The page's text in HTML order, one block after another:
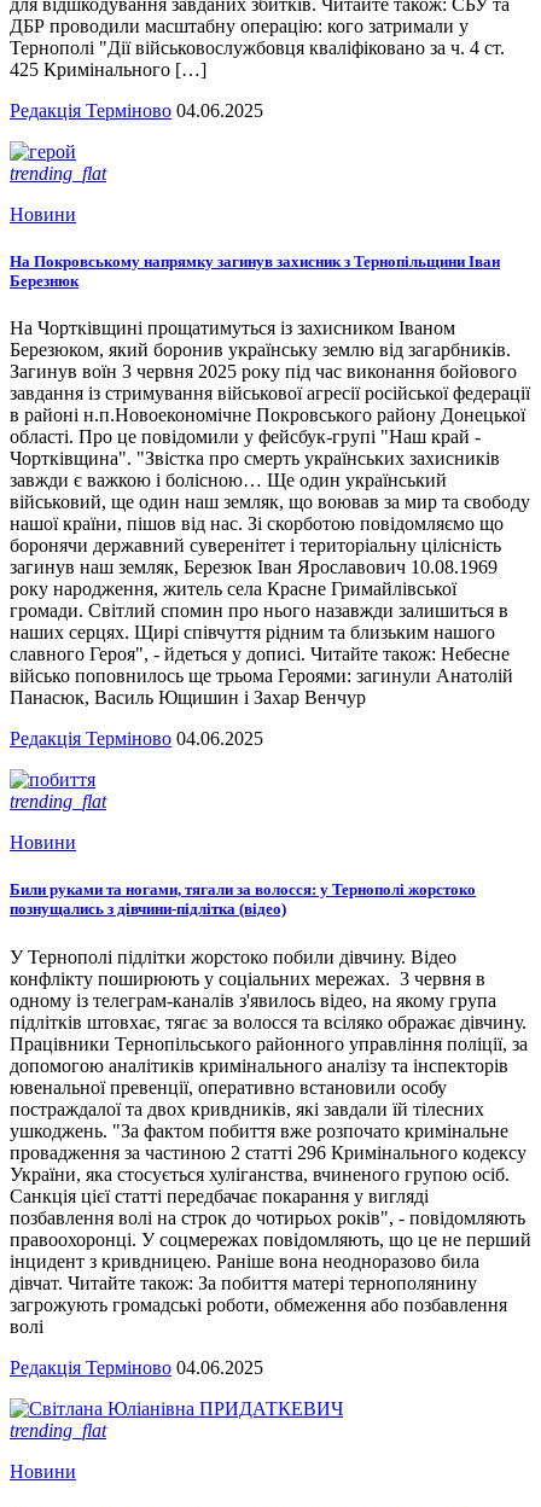
для відшкодування завданих збитків. Читайте також: СБУ та
ДБР проводили масштабну операцію: кого затримали у
Тернополі "Дії військовослужбовця кваліфіковано за ч. 4 ст.
425 Кримінального […]
Редакція Терміново 04.06.2025
trending_flat
Новини
На Покровському напрямку загинув захисник з Тернопільщини Іван
Березнюк
На Чортківщині прощатимуться із захисником Іваном
Березюком, який боронив українську землю від загарбників.
Загинув воїн 3 червня 2025 року під час виконання бойового
завдання із стримування військової агресії російської федерації
в районі н.п.Новоекономічне Покровського району Донецької
області. Про це повідомили у фейсбук-групі "Наш край -
Чортківщина". "Звістка про смерть українських захисників
завжди є важкою і болісною… Ще один український
військовий, ще один наш земляк, що воював за мир та свободу
нашої країни, пішов від нас. Зі скорботою повідомляємо що
боронячи державний суверенітет і територіальну цілісність
загинув наш земляк, Березюк Іван Ярославович 10.08.1969
року народження, житель села Красне Гримайлівської
громади. Світлий спомин про нього назавжди залишиться в
наших серцях. Щирі співчуття рідним та близьким нашого
славного Героя", - йдеться у дописі. Читайте також: Небесне
військо поповнилось ще трьома Героями: загинули Анатолій
Панасюк, Василь Ющишин і Захар Венчур
Редакція Терміново 04.06.2025
trending_flat
Новини
Били руками та ногами, тягали за волосся: у Тернополі жорстоко
познущались з дівчини-підлітка (відео)
У Тернополі підлітки жорстоко побили дівчину. Відео
конфлікту поширюють у соціальних мережах. 3 червня в
одному із телеграм-каналів з'явилось відео, на якому група
підлітків штовхає, тягає за волосся та всіляко ображає дівчину.
Працівники Тернопільського районного управління поліції, за
допомогою аналітиків кримінального аналізу та інспекторів
ювенальної превенції, оперативно встановили особу
постраждалої та двох кривдників, які завдали їй тілесних
ушкоджень. "За фактом побиття вже розпочато кримінальне
провадження за частиною 2 статті 296 Кримінального кодексу
України, яка стосується хуліганства, вчиненого групою осіб.
Санкція цієї статті передбачає покарання у вигляді
позбавлення волі на строк до чотирьох років", - повідомляють
правоохоронці. У соцмережах повідомляють, що це не перший
інцидент з кривдницею. Раніше вона неодноразово била
дівчат. Читайте також: За побиття матері тернополянину
загрожують громадські роботи, обмеження або позбавлення
волі
Редакція Терміново 04.06.2025
trending_flat
Новини